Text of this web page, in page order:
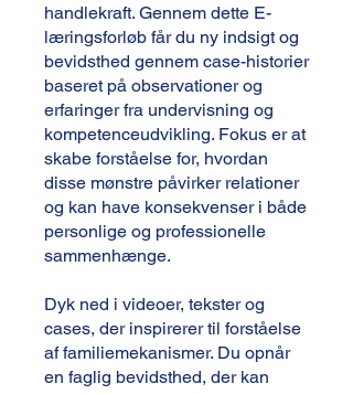
handlekraft. Gennem dette E-
læringsforløb får du ny indsigt og
bevidsthed gennem case-historier
baseret på observationer og
erfaringer fra undervisning og
kompetenceudvikling. Fokus er at
skabe forståelse for, hvordan
disse mønstre påvirker relationer
og kan have konsekvenser i både
personlige og professionelle
sammenhænge.
Dyk ned i videoer, tekster og
cases, der inspirerer til forståelse
af familiemekanismer. Du opnår
en faglig bevidsthed, der kan